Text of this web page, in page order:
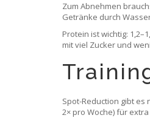
Zum Abnehmen
Getränke durch
Protein ist wichtig:
mit viel Zucker und
Spot-Reduction gibt es
2× pro Woche) für